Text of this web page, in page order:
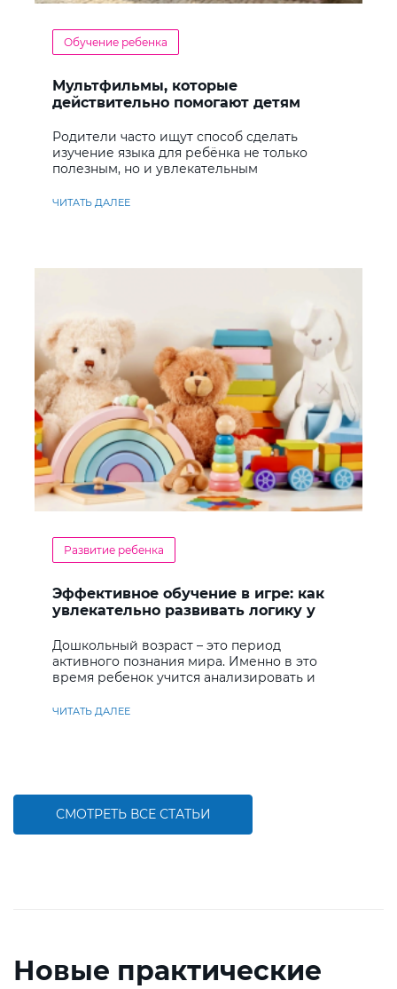
Обучение ребенка
Мультфильмы, которые
действительно помогают детям
Родители часто ищут способ сделать
изучение языка для ребёнка не только
полезным, но и увлекательным
ЧИТАТЬ ДАЛЕЕ
Развитие ребенка
Эффективное обучение в игре: как
увлекательно развивать логику у
Дошкольный возраст – это период
активного познания мира. Именно в это
время ребенок учится анализировать и
ЧИТАТЬ ДАЛЕЕ
СМОТРЕТЬ ВСЕ СТАТЬИ
Новые практические